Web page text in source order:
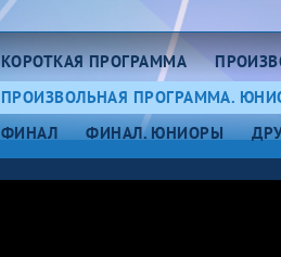
КОРОТКАЯ ПРОГРАММА
ПРОИЗВОЛЬНАЯ ПРОГРАММА.
ФИНАЛ
ФИНАЛ. ЮНИОРЫ